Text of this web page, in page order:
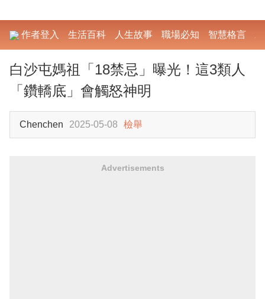
作者登入 生活百科 人生故事 職場必知 智慧格言
白沙屯媽祖「18禁忌」曝光！這3類人
「鑽轎底」會觸怒神明
Chenchen 2025-05-08 檢舉
Advertisements